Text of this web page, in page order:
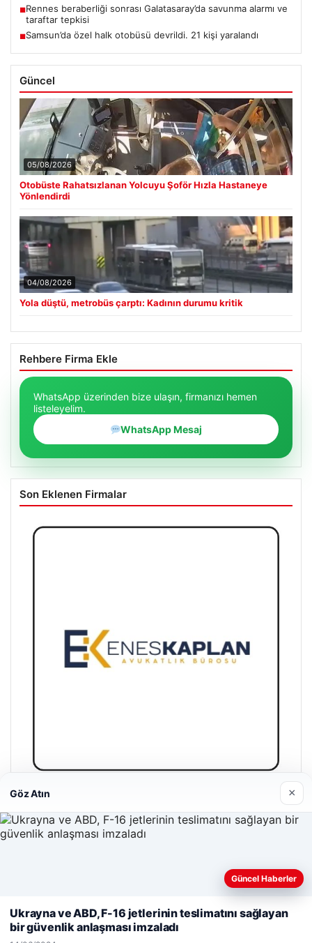
■Rennes beraberliği sonrası Galatasaray’da savunma alarmı ve
taraftar tepkisi
■Samsun’da özel halk otobüsü devrildi. 21 kişi yaralandı
Güncel
05/08/2026
Otobüste Rahatsızlanan Yolcuyu Şoför Hızla Hastaneye
Yönlendirdi
04/08/2026
Yola düştü, metrobüs çarptı: Kadının durumu kritik
Rehbere Firma Ekle
WhatsApp üzerinden bize ulaşın, firmanızı hemen
listeleyelim.
WhatsApp Mesaj
Son Eklenen Firmalar
Enes Kaplan Avukatlık Bürosu
28/04/2026
© 2026 Bilgi Spot – Güncel Haberler
Web sitemizi nasıl kullandığınızı daha iyi anlayabilmek,
kullanıyoruz.Çerez Politikamız
Reddet Kabul Et
Göz Atın ×
Güncel Haberler
Ukrayna ve ABD, F-16 jetlerinin teslimatını sağlayan
bir güvenlik anlaşması imzaladı